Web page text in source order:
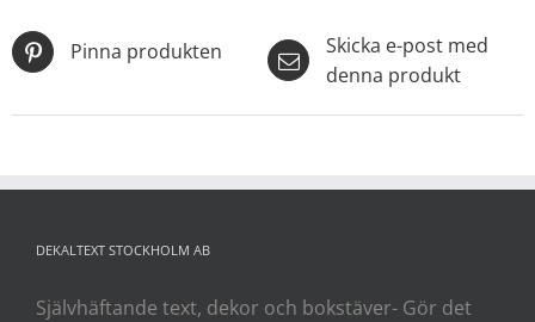
Pinna produkten
Skicka e-post med
denna produkt
DEKALTEXT STOCKHOLM AB
Självhäftande text, dekor och bokstäver- Gör det